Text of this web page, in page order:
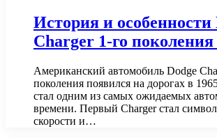
История и особенности
Charger 1-го поколения
Американский автомобиль Dodge
поколения появился на дорогах в
стал одним из самых ожидаемых
времени. Первый Charger стал
скорости и…